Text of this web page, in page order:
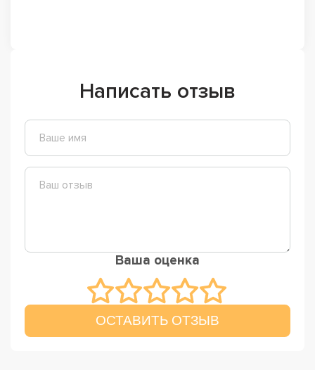
Написать отзыв
Ваша оценка
ОСТАВИТЬ ОТЗЫВ